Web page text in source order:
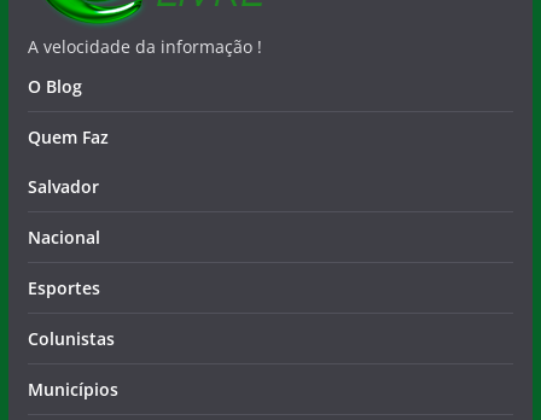
A velocidade da informação !
O Blog
Quem Faz
Salvador
Nacional
Esportes
Colunistas
Municípios